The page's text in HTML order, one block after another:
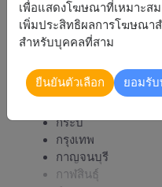
เล็กน้อย ขึ้นอยู่กับฤ
ราคาเปลี่ยนแปลงต
จัดส่งได้
กระบี่
กรุงเทพ
กาญจนบุรี
กาฬสินธุ์
เพื่อแสดงโฆษณาที่เหมาะส
เพิ่มประสิทธิผลการโฆษณา
สำหรับบุคคลที่สาม
ยืนยันตัวเลือก ยอมรั